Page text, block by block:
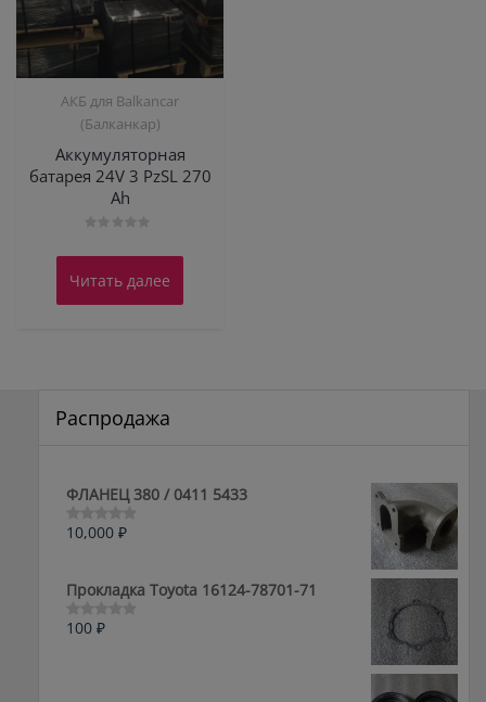
АКБ для Balkanсar
(Балканкар)
Аккумуляторная
батарея 24V 3 PzSL 270
Ah
0
5
Читать далее
Распродажа
ФЛАНЕЦ 380 / 0411 5433
Оценка
5
10,000 ₽
Прокладка Toyota 16124-78701-71
Оценка
100 ₽